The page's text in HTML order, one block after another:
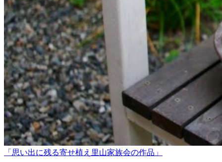
「思い出に残る寄せ植え里山家族会の作品」